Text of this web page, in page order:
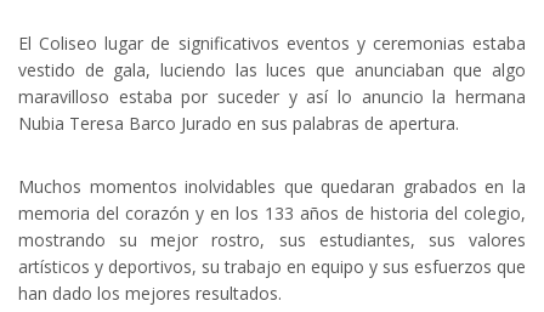
El Coliseo lugar de significativos eventos y ceremonias estaba
vestido de gala, luciendo las luces que anunciaban que algo
maravilloso estaba por suceder y así lo anuncio la hermana
Nubia Teresa Barco Jurado en sus palabras de apertura.
Muchos momentos inolvidables que quedaran grabados en la
memoria del corazón y en los 133 años de historia del colegio,
mostrando su mejor rostro, sus estudiantes, sus valores
artísticos y deportivos, su trabajo en equipo y sus esfuerzos que
han dado los mejores resultados.